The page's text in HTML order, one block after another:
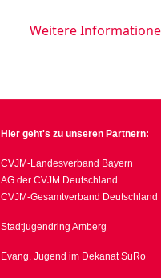
Hier geht's zu unseren Partnern:
CVJM-Landesverband Bayern
AG der CVJM Deutschland
CVJM-Gesamtverband Deutschland
Stadtjugendring Amberg
Evang. Jugend im Dekanat SuRo
Weitere